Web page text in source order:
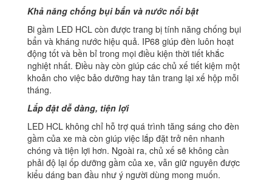
Khả năng chống bụi bẩn và nước nổi bật
Bi gầm LED HCL còn được trang bị tính năng chống bụi
bẩn và kháng nước hiệu quả. IP68 giúp đèn luôn hoạt
động tốt và bền bỉ trong mọi điều kiện thời tiết khắc
nghiệt nhất. Điều này còn giúp các chủ xế tiết kiệm một
khoản cho việc bảo dưỡng hay tân trang lại xế hộp mỗi
tháng.
Lắp đặt dễ dàng, tiện lợi
LED HCL không chỉ hỗ trợ quá trình tăng sáng cho đèn
gầm của xe mà còn giúp việc lắp đặt trở nên nhanh
chóng và tiện lợi hơn. Ngoài ra, chủ xế sẽ không cần
phải độ lại ốp dưỡng gầm của xe, vẫn giữ nguyên được
kiểu dáng ban đầu như ý người dùng mong muốn.